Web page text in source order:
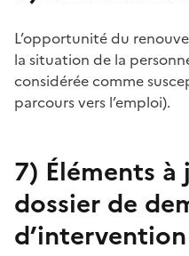
L’opportunité du
la situation de la
considérée comme
parcours vers l’emploi).
7) Éléments à
dossier de
d’intervention